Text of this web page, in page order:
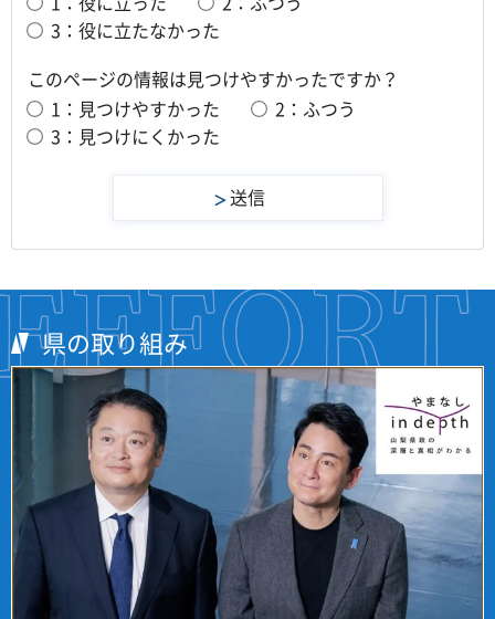
3：役に立たなかった
このページの情報は見つけやすかったですか？
1：見つけやすかった
2：ふつう
3：見つけにくかった
県の取り組み